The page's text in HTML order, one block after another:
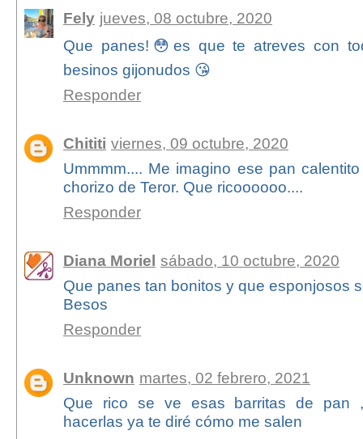
Fely jueves, 08 octubre, 2020
Que panes!😳es que te atreves con
besinos gijonudos 😘
Responder
Chititi viernes, 09 octubre, 2020
Ummmm.... Me imagino ese pan
chorizo de Teror. Que ricoooooo....
Responder
Diana Moriel sábado, 10 octubre, 2020
Que panes tan bonitos y que esponjosos
Besos
Responder
Unknown martes, 02 febrero, 2021
Que rico se ve esas barritas de pan
hacerlas ya te diré cómo me salen